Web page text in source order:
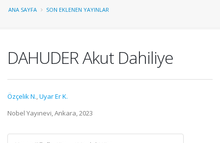
ANA SAYFA SON EKLENEN YAYINLAR
DAHUDER Akut Dahiliye
Özçelik N.,Uyar Er K.
Nobel Yayınevi, Ankara, 2023